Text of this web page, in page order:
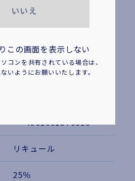
レモンサワーの素ZEROエ
1.8L
4901061370315
リキュール
25％
いいえ
この画面を表示しない
コンを共有されている場合は、
いようにお願いいたします。